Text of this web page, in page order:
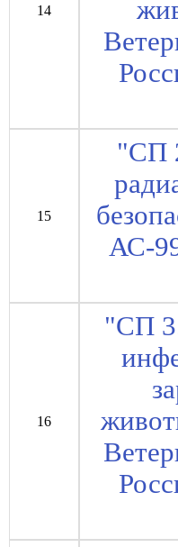
14
15
"СП
АС-
16
"СП